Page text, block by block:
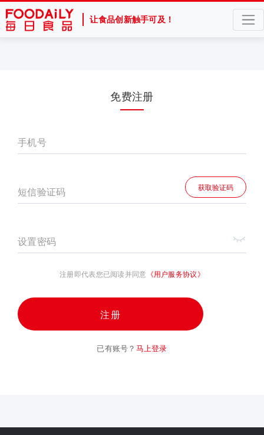
让食品创新触手可及！
免费注册
手机号
短信验证码 获取验证码
设置密码
注册即代表您已阅读并同意 《用户服务协议》
注册
已有账号？ 马上登录